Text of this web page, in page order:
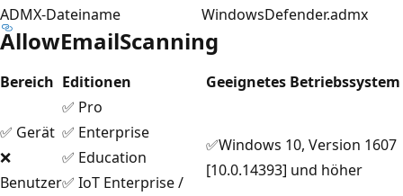
ADMX-Dateiname
WindowsDefender.admx
AllowEmailScanning
Bereich Editionen Geeignetes Betriebssystem
✅ Gerät
❌
Benutzer
✅ Pro
✅ Enterprise
✅ Education
✅ IoT Enterprise /
✅Windows 10, Version 1607
[10.0.14393] und höher